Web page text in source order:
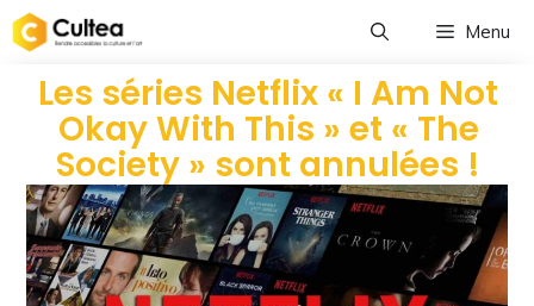
Menu
Les séries Netflix « I Am Not
Okay With This » et « The
Society » sont annulées !